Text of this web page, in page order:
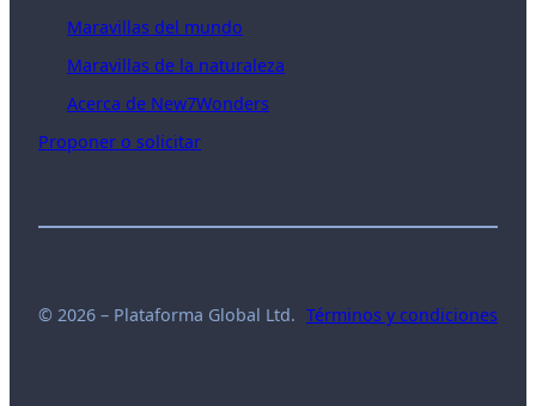
Maravillas del mundo
Maravillas de la naturaleza
Acerca de New7Wonders
Proponer o solicitar
© 2026 – Plataforma Global Ltd. Términos y condiciones